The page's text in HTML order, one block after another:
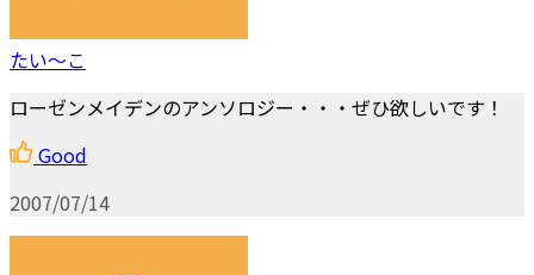
たい～こ
ローゼンメイデンのアンソロジー・・・ぜひ欲しいです！
Good
2007/07/14